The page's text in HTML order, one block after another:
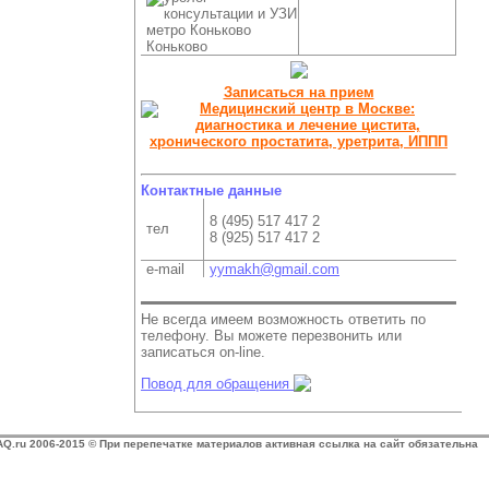
Коньково
Записаться на прием
Контактные данные
тел
8 (495) 517 417 2
8 (925) 517 417 2
e-mail
yymakh@gmail.com
Не всегда имеем возможность ответить по
телефону. Вы можете перезвонить или
записаться on-line.
Повод для обращения
2006-2015 © При перепечатке материалов активная ссылка на сайт обязательна